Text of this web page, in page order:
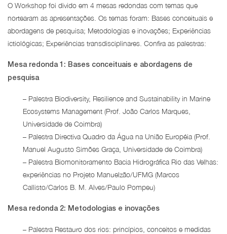
O Workshop foi divido em 4 mesas redondas com temas que
nortearam as apresentações. Os temas foram: Bases conceituais e
abordagens de pesquisa; Metodologias e inovações; Experiências
ictiológicas; Experiências transdisciplinares. Confira as palestras:
Mesa redonda 1: Bases conceituais e abordagens de
pesquisa
– Palestra Biodiversity, Resilience and Sustainability in Marine
Ecosystems Management (Prof. João Carlos Marques,
Universidade de Coimbra)
– Palestra Directiva Quadro da Água na União Européia (Prof.
Manuel Augusto Simões Graça, Universidade de Coimbra)
– Palestra Biomonitoramento Bacia Hidrográfica Rio das Velhas:
experiências no Projeto Manuelzão/UFMG (Marcos
Callisto/Carlos B. M. Alves/Paulo Pompeu)
Mesa redonda 2: Metodologias e inovações
– Palestra Restauro dos rios: princípios, conceitos e medidas